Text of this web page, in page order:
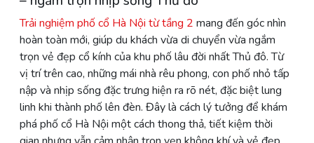
Trải nghiệm phố cổ Hà Nội từ tầng 2 mang đến góc nhìn
hoàn toàn mới, giúp du khách vừa di chuyển vừa ngắm
trọn vẻ đẹp cổ kính của khu phố lâu đời nhất Thủ đô. Từ
vị trí trên cao, những mái nhà rêu phong, con phố nhỏ tấp
nập và nhịp sống đặc trưng hiện ra rõ nét, đặc biệt lung
linh khi thành phố lên đèn. Đây là cách lý tưởng để khám
phá phố cổ Hà Nội một cách thong thả, tiết kiệm thời